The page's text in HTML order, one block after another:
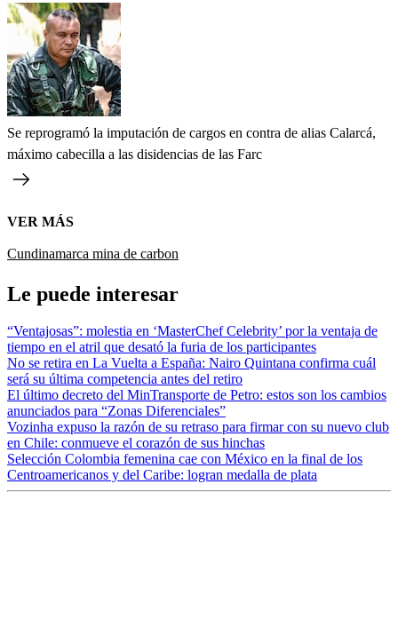
Se reprogramó la imputación de cargos en contra de alias Calarcá,
máximo cabecilla a las disidencias de las Farc
VER MÁS
Cundinamarca mina de carbon
Le puede interesar
“Ventajosas”: molestia en ‘MasterChef Celebrity’ por la ventaja de
tiempo en el atril que desató la furia de los participantes
No se retira en La Vuelta a España: Nairo Quintana confirma cuál
será su última competencia antes del retiro
El último decreto del MinTransporte de Petro: estos son los cambios
anunciados para “Zonas Diferenciales”
Vozinha expuso la razón de su retraso para firmar con su nuevo club
en Chile: conmueve el corazón de sus hinchas
Selección Colombia femenina cae con México en la final de los
Centroamericanos y del Caribe: logran medalla de plata